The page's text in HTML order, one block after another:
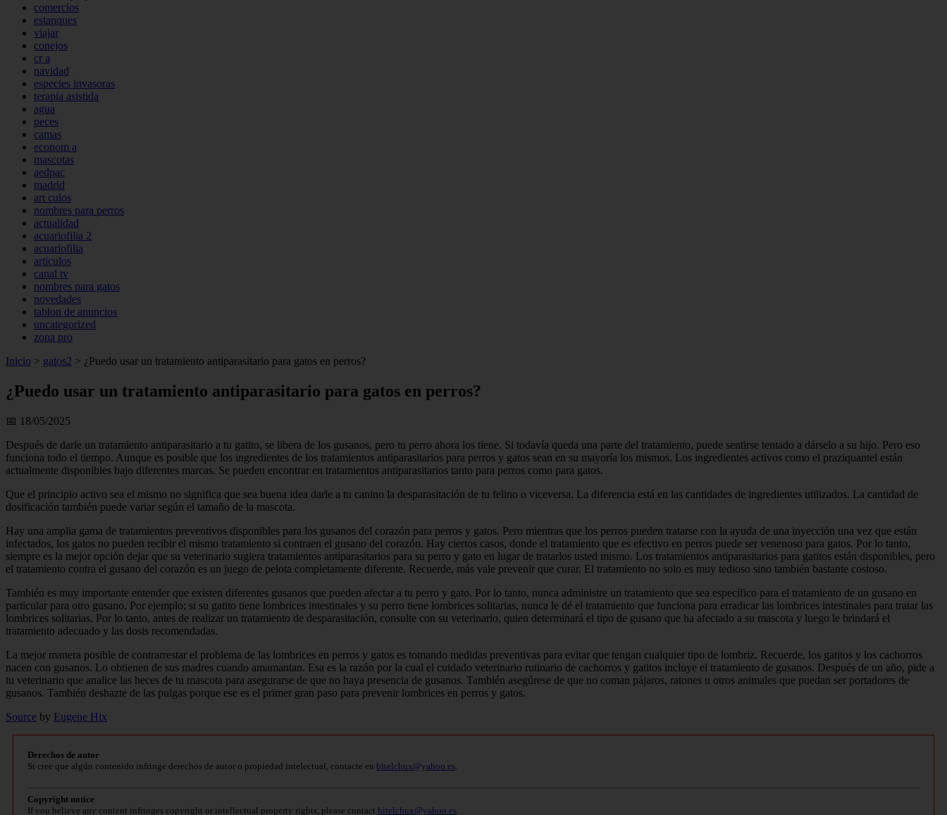
comercios
estanques
viajar
conejos
cr a
navidad
especies invasoras
terapia asistida
agua
peces
camas
econom a
mascotas
aedpac
madrid
art culos
nombres para perros
actualidad
acuariofilia 2
acuariofilia
articulos
canal tv
nombres para gatos
novedades
tablon de anuncios
uncategorized
zona pro
Inicio > gatos2 > ¿Puedo usar un tratamiento antiparasitario para gatos en perros?
¿Puedo usar un tratamiento antiparasitario para gatos en perros?
📅 18/05/2025
Después de darle un tratamiento antiparasitario a tu gatito, se libera de los gusanos, pero tu perro ahora los tiene. Si todavía queda una parte del tratamiento, puede sentirse tentado a dárselo a su hijo. Pero eso
funciona todo el tiempo. Aunque es posible que los ingredientes de los tratamientos antiparasitarios para perros y gatos sean en su mayoría los mismos. Los ingredientes activos como el praziquantel están
actualmente disponibles bajo diferentes marcas. Se pueden encontrar en tratamientos antiparasitarios tanto para perros como para gatos.
Que el principio activo sea el mismo no significa que sea buena idea darle a tu canino la desparasitación de tu felino o viceversa. La diferencia está en las cantidades de ingredientes utilizados. La cantidad de
dosificación también puede variar según el tamaño de la mascota.
Hay una amplia gama de tratamientos preventivos disponibles para los gusanos del corazón para perros y gatos. Pero mientras que los perros pueden tratarse con la ayuda de una inyección una vez que están
infectados, los gatos no pueden recibir el mismo tratamiento si contraen el gusano del corazón. Hay ciertos casos, donde el tratamiento que es efectivo en perros puede ser venenoso para gatos. Por lo tanto,
siempre es la mejor opción dejar que su veterinario sugiera tratamientos antiparasitarios para su perro y gato en lugar de tratarlos usted mismo. Los tratamientos antiparasitarios para gatitos están disponibles, pero
el tratamiento contra el gusano del corazón es un juego de pelota completamente diferente. Recuerde, más vale prevenir que curar. El tratamiento no solo es muy tedioso sino también bastante costoso.
También es muy importante entender que existen diferentes gusanos que pueden afectar a tu perro y gato. Por lo tanto, nunca administre un tratamiento que sea específico para el tratamiento de un gusano en
particular para otro gusano. Por ejemplo; si su gatito tiene lombrices intestinales y su perro tiene lombrices solitarias, nunca le dé el tratamiento que funciona para erradicar las lombrices intestinales para tratar las
lombrices solitarias. Por lo tanto, antes de realizar un tratamiento de desparasitación, consulte con su veterinario, quien determinará el tipo de gusano que ha afectado a su mascota y luego le brindará el
tratamiento adecuado y las dosis recomendadas.
La mejor manera posible de contrarrestar el problema de las lombrices en perros y gatos es tomando medidas preventivas para evitar que tengan cualquier tipo de lombriz. Recuerde, los gatitos y los cachorros
nacen con gusanos. Lo obtienen de sus madres cuando amamantan. Esa es la razón por la cual el cuidado veterinario rutinario de cachorros y gatitos incluye el tratamiento de gusanos. Después de un año, pide a
tu veterinario que analice las heces de tu mascota para asegurarse de que no haya presencia de gusanos. También asegúrese de que no coman pájaros, ratones u otros animales que puedan ser portadores de
gusanos. También deshazte de las pulgas porque ese es el primer gran paso para prevenir lombrices en perros y gatos.
Source by Eugene Hix
Derechos de autor
Si cree que algún contenido infringe derechos de autor o propiedad intelectual, contacte en bitelchux@yahoo.es
Copyright notice
If you believe any content infringes copyright or intellectual property rights, please contact bitelchux@yahoo.es